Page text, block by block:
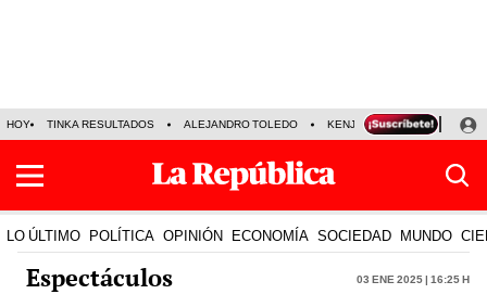
HOY TINKA RESULTADOS ALEJANDRO TOLEDO KENJI FUJIMORI
LO ÚLTIMO POLÍTICA OPINIÓN ECONOMÍA SOCIEDAD MUNDO
Espectáculos 03 Ene 2025 | 16:25 h